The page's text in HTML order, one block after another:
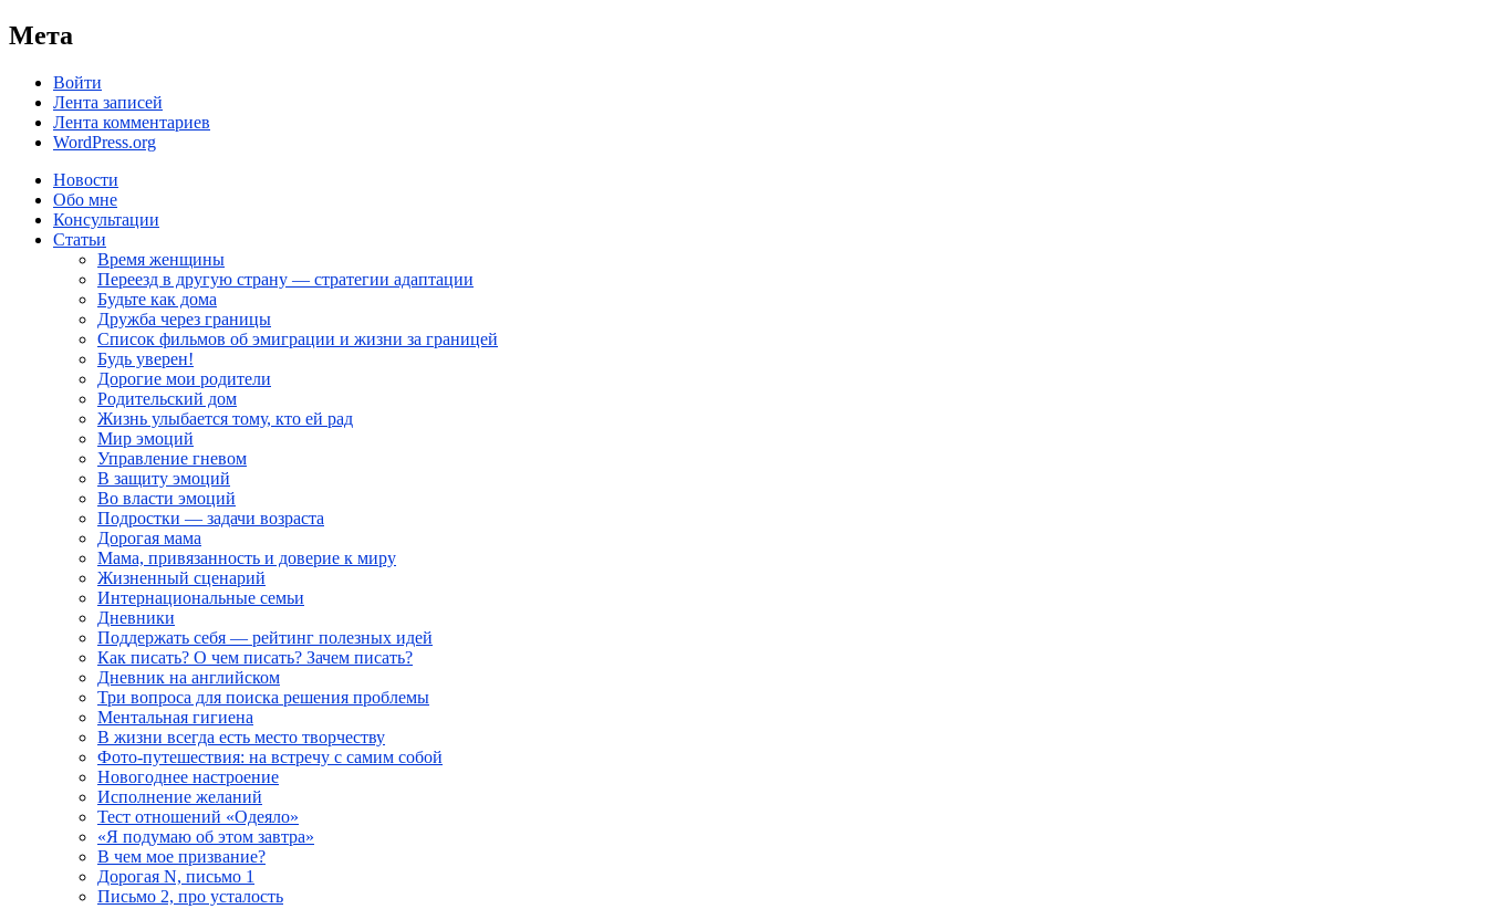
Мета
Войти
Лента записей
Лента комментариев
WordPress.org
Новости
Обо мне
Консультации
Статьи
Время женщины
Переезд в другую страну — стратегии адаптации
Будьте как дома
Дружба через границы
Список фильмов об эмиграции и жизни за границей
Будь уверен!
Дорогие мои родители
Родительский дом
Жизнь улыбается тому, кто ей рад
Мир эмоций
Управление гневом
В защиту эмоций
Во власти эмоций
Подростки — задачи возраста
Дорогая мама
Мама, привязанность и доверие к миру
Жизненный сценарий
Интернациональные семьи
Дневники
Поддержать себя — рейтинг полезных идей
Как писать? О чем писать? Зачем писать?
Дневник на английском
Три вопроса для поиска решения проблемы
Ментальная гигиена
В жизни всегда есть место творчеству
Фото-путешествия: на встречу с самим собой
Новогоднее настроение
Исполнение желаний
Тест отношений «Одеяло»
«Я подумаю об этом завтра»
В чем мое призвание?
Дорогая N, письмо 1
Письмо 2, про усталость